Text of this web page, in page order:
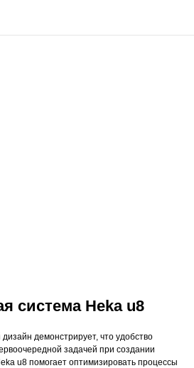
система Heka u8
демонстрирует, что удобство
задачей при создании
u8 помогает оптимизировать процессы